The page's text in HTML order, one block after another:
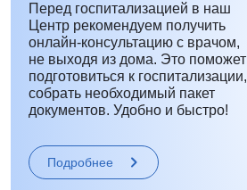
Перед госпитализацией в наш
Центр рекомендуем получить
онлайн-консультацию с врачом,
не выходя из дома. Это поможет
подготовиться к госпитализации,
собрать необходимый пакет
документов. Удобно и быстро!
Подробнее